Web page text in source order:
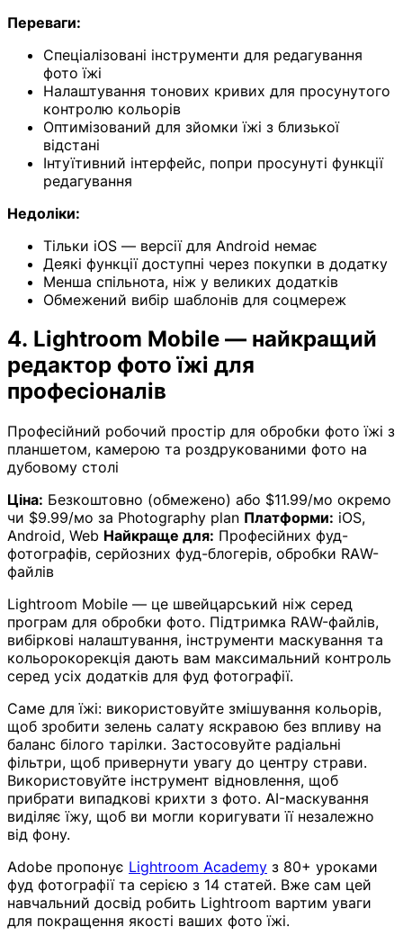
Переваги:
Спеціалізовані інструменти для редагування
фото їжі
Налаштування тонових кривих для просунутого
контролю кольорів
Оптимізований для зйомки їжі з близької
відстані
Інтуїтивний інтерфейс, попри просунуті функції
редагування
Недоліки:
Тільки iOS — версії для Android немає
Деякі функції доступні через покупки в додатку
Менша спільнота, ніж у великих додатків
Обмежений вибір шаблонів для соцмереж
4. Lightroom Mobile — найкращий
редактор фото їжі для
професіоналів
Професійний робочий простір для обробки фото їжі з
планшетом, камерою та роздрукованими фото на
дубовому столі
Ціна: Безкоштовно (обмежено) або $11.99/мо окремо
чи $9.99/мо за Photography plan Платформи: iOS,
Android, Web Найкраще для: Професійних фуд-
фотографів, серйозних фуд-блогерів, обробки RAW-
файлів
Lightroom Mobile — це швейцарський ніж серед
програм для обробки фото. Підтримка RAW-файлів,
вибіркові налаштування, інструменти маскування та
кольорокорекція дають вам максимальний контроль
серед усіх додатків для фуд фотографії.
Саме для їжі: використовуйте змішування кольорів,
щоб зробити зелень салату яскравою без впливу на
баланс білого тарілки. Застосовуйте радіальні
фільтри, щоб привернути увагу до центру страви.
Використовуйте інструмент відновлення, щоб
прибрати випадкові крихти з фото. AI-маскування
виділяє їжу, щоб ви могли коригувати її незалежно
від фону.
Adobe пропонує Lightroom Academy з 80+ уроками
фуд фотографії та серією з 14 статей. Вже сам цей
навчальний досвід робить Lightroom вартим уваги
для покращення якості ваших фото їжі.